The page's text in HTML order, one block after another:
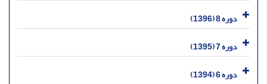
دوره 8 (1396)
دوره 7 (1395)
دوره 6 (1394)